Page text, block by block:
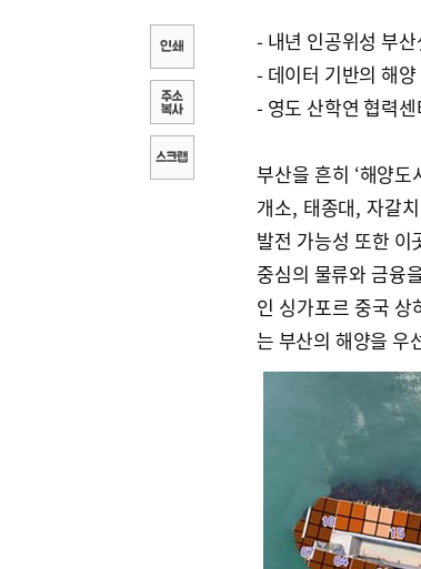
- 내년 인공위성 부
- 데이터 기반의 해
- 영도 산학연 협력
부산을 흔히 ‘해양
개소, 태종대, 자갈
발전 가능성 또한 이
중심의 물류와 금융
인 싱가포르 중국 상
는 부산의 해양을 우